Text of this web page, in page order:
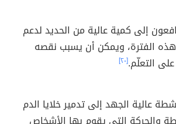
إلى كمية عالية من الحديد لدعم
هذه الفترة، ويمكن أن يسبب نقصه
التعلّم.[٢٠]
عالية الجهد إلى تدمير خلايا الدم